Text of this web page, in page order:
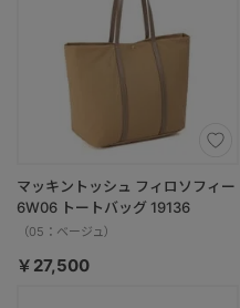
マッキントッシュ フィロソフィー
6W06 トートバッグ 19136
（05：ベージュ）
￥27,500